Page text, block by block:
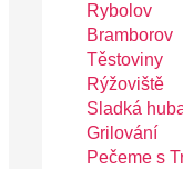
Rybolov
Bramborov
Těstoviny
Rýžoviště
Sladká
Grilování
Pečeme s